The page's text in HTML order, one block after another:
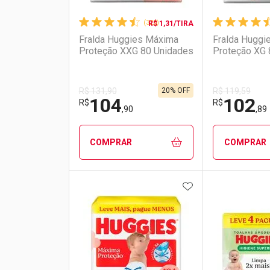
(328)
R$ 1,31/TIRA
Fralda Huggies Máxima
Proteção XXG 80 Unidades
R$ 131,90
R$104,90
20% OFF
COMPRAR
Laboratório
Por Menos
Fralda
Proteção XG
R$ 119,59
R$102,89
COMPRAR
Por
ADICIONAR AOS